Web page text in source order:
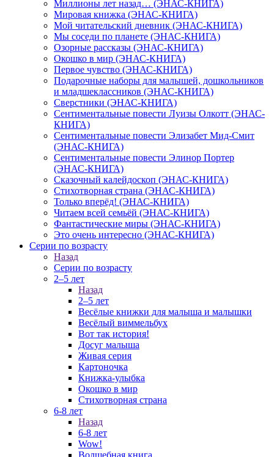
Миллионы лет назад… (ЭНАС-КНИГА)
Мировая книжка (ЭНАС-КНИГА)
Мой читательский дневник (ЭНАС-КНИГА)
Мы соседи по планете (ЭНАС-КНИГА)
Озорные рассказы (ЭНАС-КНИГА)
Окошко в мир (ЭНАС-КНИГА)
Первое чувство (ЭНАС-КНИГА)
Подарочные наборы для малышей, дошкольников
и младшеклассников (ЭНАС-КНИГА)
Сверстники (ЭНАС-КНИГА)
Сентиментальные повести Луизы Олкотт (ЭНАС-
КНИГА)
Сентиментальные повести Элизабет Мид-Смит
(ЭНАС-КНИГА)
Сентиментальные повести Элинор Портер
(ЭНАС-КНИГА)
Сказочный калейдоскоп (ЭНАС-КНИГА)
Стихотворная страна (ЭНАС-КНИГА)
Только вперёд! (ЭНАС-КНИГА)
Читаем всей семьёй (ЭНАС-КНИГА)
Фантастические миры (ЭНАС-КНИГА)
Это очень интересно (ЭНАС-КНИГА)
Серии по возрасту
Назад
Серии по возрасту
2–5 лет
Назад
2–5 лет
Весёлые книжки для малыша и малышки
Весёлый виммельбух
Вот так история!
Досуг малыша
Живая серия
Картоночка
Книжка-улыбка
Окошко в мир
Стихотворная страна
6-8 лет
Назад
6-8 лет
Wow!
Волшебная книга